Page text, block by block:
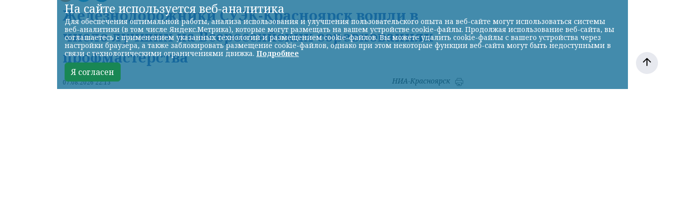
Железнодорожники СУЭК-Красноярск вошли в
число лучших на Всероссийских соревнованиях
профмастерства
07.08.2026 22:13 НИА-Красноярск
На сайте используется веб-аналитика
Для обеспечения оптимальной работы, анализа использования и улучшения пользовательского опыта на веб-сайте могут использоваться системы
веб-аналитики (в том числе Яндекс.Метрика), которые могут размещать на вашем устройстве cookie-файлы. Продолжая использование веб-сайта, вы
соглашаетесь с применением указанных технологий и размещением cookie-файлов. Вы можете удалить cookie-файлы с вашего устройства через
настройки браузера, а также заблокировать размещение cookie-файлов, однако при этом некоторые функции веб-сайта могут быть недоступными в
связи с технологическими ограничениями движка. Подробнее
Я согласен